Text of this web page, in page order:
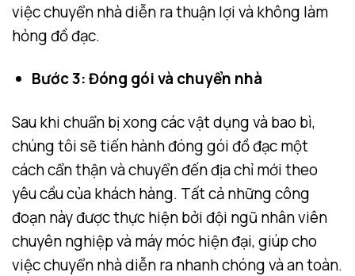
việc chuyển nhà diễn ra thuận lợi và không làm
hỏng đồ đạc.
Bước 3: Đóng gói và chuyển nhà
Sau khi chuẩn bị xong các vật dụng và bao bì,
chúng tôi sẽ tiến hành đóng gói đồ đạc một
cách cẩn thận và chuyển đến địa chỉ mới theo
yêu cầu của khách hàng. Tất cả những công
đoạn này được thực hiện bởi đội ngũ nhân viên
chuyên nghiệp và máy móc hiện đại, giúp cho
việc chuyển nhà diễn ra nhanh chóng và an toàn.